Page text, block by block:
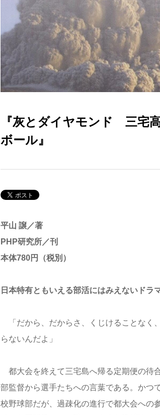
『灰とダイヤモンド 三宅
ボール』
平山 譲／著
PHP研究所／刊
本体780円（税別）
日本特有ともいえる部活にはみえないドラ
「だから、だからさ、くじけることなく
らないんだよ」
都大会を終えて三宅島へ帰る定期便の待
部監督から選手たちへの言葉である。かつ
校野球部だが、過疎化の進行で都大会への